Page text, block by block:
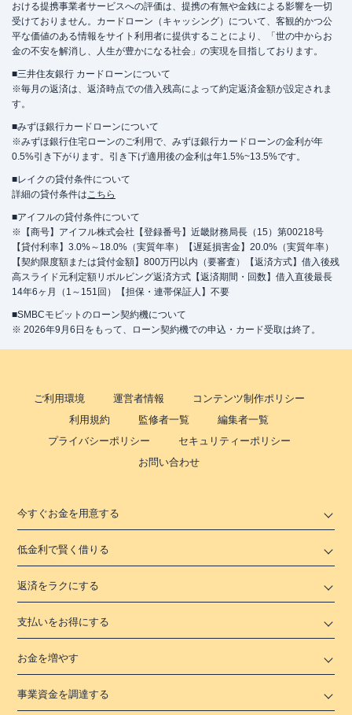
おける提携事業者サービスへの評価は、提携の有無や金銭による影響を一切
受けておりません。カードローン（キャッシング）について、客観的かつ公
平な価値のある情報をサイト利用者に提供することにより、「世の中からお
金の不安を解消し、人生が豊かになる社会」の実現を目指しております。
■三井住友銀行 カードローンについて
※毎月の返済は、返済時点での借入残高によって約定返済金額が設定されま
す。
■みずほ銀行カードローンについて
※みずほ銀行住宅ローンのご利用で、みずほ銀行カードローンの金利が年
0.5%引き下がります。引き下げ適用後の金利は年1.5%~13.5%です。
■レイクの貸付条件について
詳細の貸付条件はこちら
■アイフルの貸付条件について
※【商号】アイフル株式会社【登録番号】近畿財務局長（15）第00218号
【貸付利率】3.0%～18.0%（実質年率）【遅延損害金】20.0%（実質年率）
【契約限度額または貸付金額】800万円以内（要審査）【返済方式】借入後残
高スライド元利定額リボルビング返済方式【返済期間・回数】借入直後最長
14年6ヶ月（1～151回）【担保・連帯保証人】不要
■SMBCモビットのローン契約機について
※ 2026年9月6日をもって、ローン契約機での申込・カード受取は終了。
ご利用環境 運営者情報
コンテンツ制作ポリシー
利用規約
監修者一覧
編集者一覧
プライバシーポリシー
セキュリティーポリシー
お問い合わせ
今すぐお金を用意する
低金利で賢く借りる
返済をラクにする
支払いをお得にする
お金を増やす
事業資金を調達する